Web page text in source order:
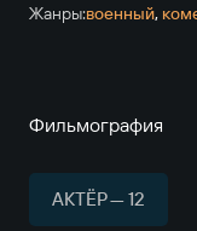
Жанры:военный,
Фильмография
АКТЁР — 12